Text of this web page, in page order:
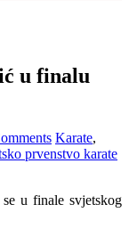
u finalu
Karate,
prvenstvo karate
u finale svjetskog